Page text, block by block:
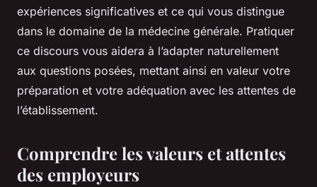
expériences significatives et ce qui vous distingue
dans le domaine de la médecine générale. Pratiquer
ce discours vous aidera à l’adapter naturellement
aux questions posées, mettant ainsi en valeur votre
préparation et votre adéquation avec les attentes de
l’établissement.
Comprendre les valeurs et attentes
des employeurs